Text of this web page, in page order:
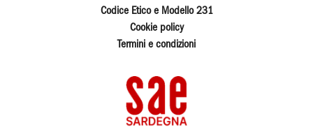
Codice Etico e Modello 231
Cookie policy
Termini e condizioni